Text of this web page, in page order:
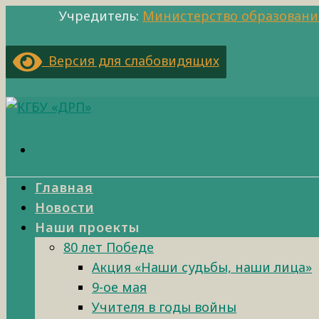
Учредитель: Министерство
Версия для слабовидящих
Главная
Новости
Наши проекты
80 лет Победе
Акция «Наши судьбы, наши лица»
9-ое мая
Учителя в годы войны